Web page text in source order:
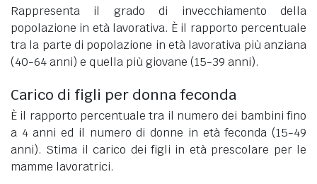
Rappresenta il grado di invecchiamento della
popolazione in età lavorativa. È il rapporto percentuale
tra la parte di popolazione in età lavorativa più anziana
(40-64 anni) e quella più giovane (15-39 anni).
Carico di figli per donna feconda
È il rapporto percentuale tra il numero dei bambini fino
a 4 anni ed il numero di donne in età feconda (15-49
anni). Stima il carico dei figli in età prescolare per le
mamme lavoratrici.